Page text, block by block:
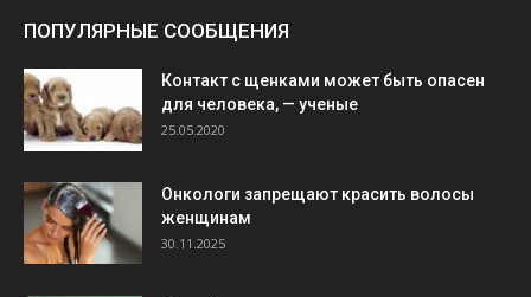
ПОПУЛЯРНЫЕ СООБЩЕНИЯ
Контакт с щенками может быть опасен
для человека, — ученые
25.05.2020
Онкологи запрещают красить волосы
женщинам
30.11.2025